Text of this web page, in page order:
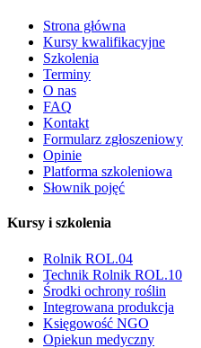
Strona główna
Kursy kwalifikacyjne
Szkolenia
Terminy
O nas
FAQ
Kontakt
Formularz zgłoszeniowy
Opinie
Platforma szkoleniowa
Słownik pojęć
Kursy i szkolenia
Rolnik ROL.04
Technik Rolnik ROL.10
Środki ochrony roślin
Integrowana produkcja
Księgowość NGO
Opiekun medyczny